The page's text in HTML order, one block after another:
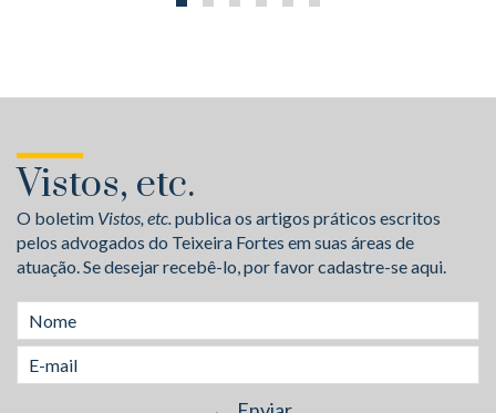
Vistos, etc.
O boletim Vistos, etc.publica os artigos práticos escritos
pelos advogados do Teixeira Fortes em suas áreas de
atuação. Se desejar recebê-lo, por favor cadastre-se aqui.